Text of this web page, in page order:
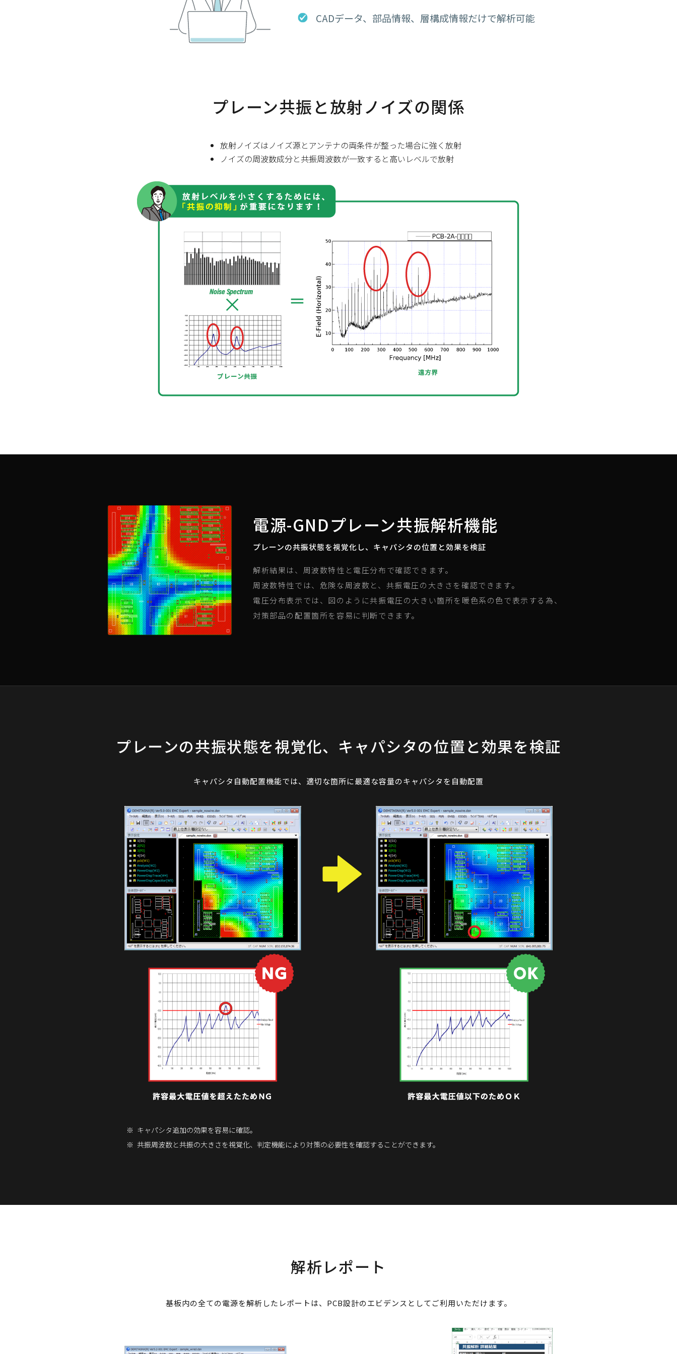
CADデータ、部品情報、層構成情報だけで解析可能
プレーン共振と放射ノイズの関係
放射ノイズはノイズ源とアンテナの両条件が整った場合に強く放射
ノイズの周波数成分と共振周波数が一致すると高いレベルで放射
電源-GNDプレーン共振解析機能
プレーンの共振状態を視覚化し、キャパシタの位置と効果を検証
解析結果は、周波数特性と電圧分布で確認できます。
周波数特性では、危険な周波数と、共振電圧の大きさを確認できます。
電圧分布表示では、図のように共振電圧の大きい箇所を暖色系の色で表示する為、
対策部品の配置箇所を容易に判断できます。
プレーンの共振状態を視覚化、キャパシタの位置と効果を検証
キャパシタ自動配置機能では、適切な箇所に最適な容量のキャパシタを自動配置
キャパシタ追加の効果を容易に確認。
共振周波数と共振の大きさを視覚化、判定機能により対策の必要性を確認することができます。
解析レポート
基板内の全ての電源を解析したレポートは、PCB設計のエビデンスとしてご利用いただけます。